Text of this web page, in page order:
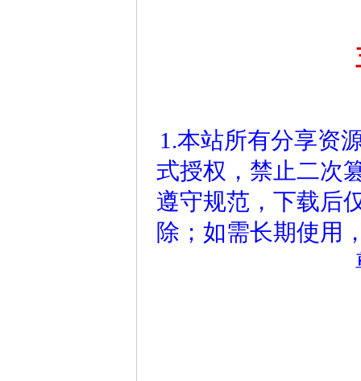
1.本站所有分享资
式授权，禁止二次
遵守规范，下载后
除；如需长期使用